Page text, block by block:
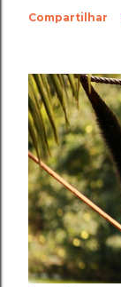
Compartilhar